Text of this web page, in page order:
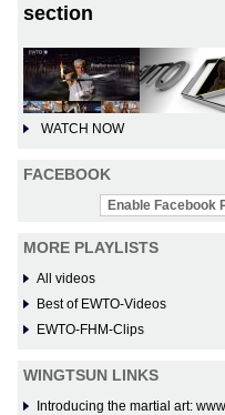
section
WATCH NOW
FACEBOOK
Enable Facebook
MORE PLAYLISTS
All videos
Best of EWTO-Videos
EWTO-FHM-Clips
WINGTSUN LINKS
Introducing the martial art: